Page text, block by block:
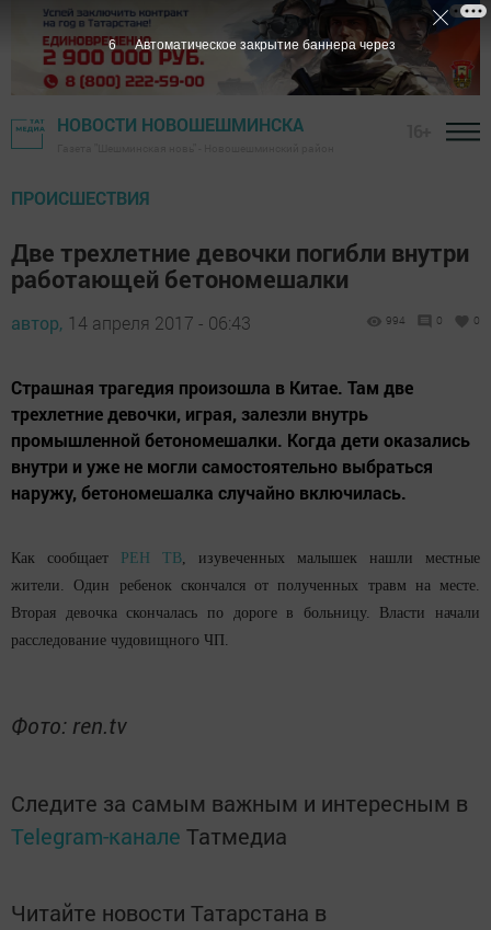
НОВОСТИ НОВОШЕШМИНСКА
ПРОИСШЕСТВИЯ
Две трехлетние девочки погибли внутри
работающей бетономешалки
автор, 14 апреля 2017 - 06:43 994 0 0
Страшная трагедия произошла в Китае. Там две
трехлетние девочки, играя, залезли внутрь
промышленной бетономешалки. Когда дети оказались
внутри и уже не могли самостоятельно выбраться
наружу, бетономешалка случайно включилась.
Как сообщает РЕН ТВ, изувеченных малышек нашли местные
жители. Один ребенок скончался от полученных травм на месте.
Вторая девочка скончалась по дороге в больницу. Власти начали
расследование чудовищного ЧП.
Фото: ren.tv
Следите за самым важным и интересным в
Telegram-канале Татмедиа
Читайте новости Татарстана в
5 Автоматическое закрытие баннера через